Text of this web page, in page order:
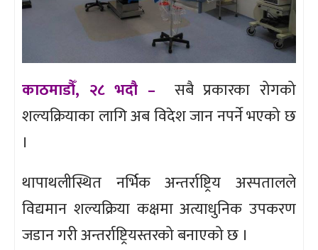
काठमाडौँ, २८ भदौ – सबै प्रकारका रोगको
शल्यक्रियाका लागि अब विदेश जान नपर्ने भएको छ
।
थापाथलीस्थित नर्भिक अन्तर्राष्ट्रिय अस्पतालले
विद्यमान शल्यक्रिया कक्षमा अत्याधुनिक उपकरण
जडान गरी अन्तर्राष्ट्रियस्तरको बनाएको छ ।